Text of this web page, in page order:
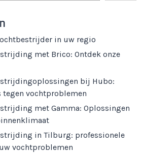
in uw regio
met Brico: Ontdek onze
bij Hubo:
tegen vochtproblemen
met Gamma: Oplossingen
in Tilburg: professionele
vochtproblemen